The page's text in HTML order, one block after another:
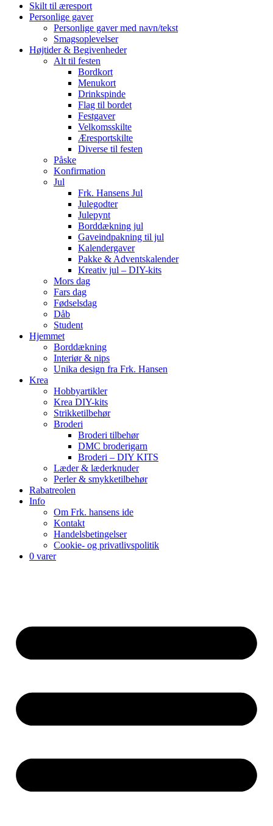
Skilt til æresport
Personlige gaver
Personlige gaver med navn/tekst
Smagsoplevelser
Højtider & Begivenheder
Alt til festen
Bordkort
Menukort
Drinkspinde
Flag til bordet
Festgaver
Velkomsskilte
Æresportskilte
Diverse til festen
Påske
Konfirmation
Jul
Frk. Hansens Jul
Julegodter
Julepynt
Borddækning jul
Gaveindpakning til jul
Kalendergaver
Pakke & Adventskalender
Kreativ jul – DIY-kits
Mors dag
Fars dag
Fødselsdag
Dåb
Student
Hjemmet
Borddækning
Interiør & nips
Unika design fra Frk. Hansen
Krea
Hobbyartikler
Krea DIY-kits
Strikketilbehør
Broderi
Broderi tilbehør
DMC broderigarn
Broderi – DIY KITS
Læder & læderknuder
Perler & smykketilbehør
Rabatreolen
Info
Om Frk. hansens ide
Kontakt
Handelsbetingelser
Cookie- og privatlivspolitik
0 varer